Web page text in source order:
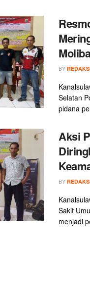
BY
Selatan
pidana
Aksi
BY
Sakit
menjadi